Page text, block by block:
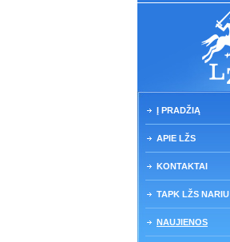
Į PRADŽIĄ
APIE LŽS
KONTAKTAI
TAPK LŽS NARIU
NAUJIENOS